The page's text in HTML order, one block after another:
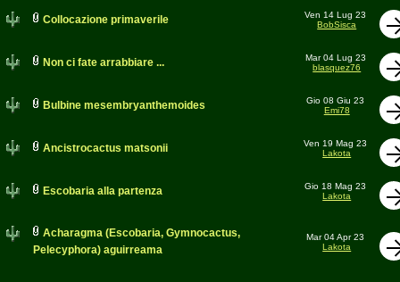
Collocazione primaverile
Ven 14 Lug 23
BobSisca
Non ci fate arrabbiare ...
Mar 04 Lug 23
blasquez76
Bulbine mesembryanthemoides
Gio 08 Giu 23
Emi78
Ancistrocactus matsonii
Ven 19 Mag 23
Lakota
Escobaria alla partenza
Gio 18 Mag 23
Lakota
Acharagma (Escobaria, Gymnocactus,
Pelecyphora) aguirreama
Mar 04 Apr 23
Lakota